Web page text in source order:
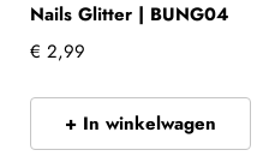
Nails Glitter | BUNG04
€ 2,99
+ In winkelwagen